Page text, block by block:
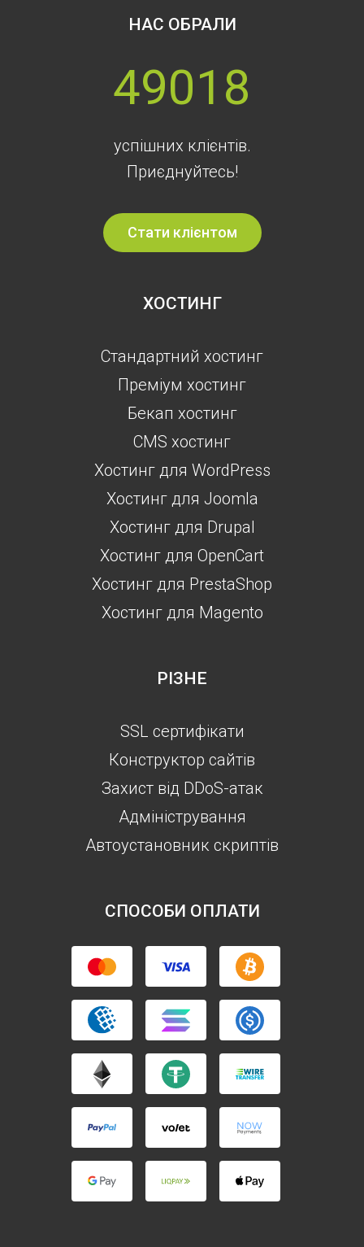
НАС ОБРАЛИ
49018
успішних клієнтів.
Приєднуйтесь!
Стати клієнтом
ХОСТИНГ
Стандартний хостинг
Преміум хостинг
Бекап хостинг
CMS хостинг
Хостинг для WordPress
Хостинг для Joomla
Хостинг для Drupal
Хостинг для OpenCart
Хостинг для PrestaShop
Хостинг для Magento
РІЗНЕ
SSL сертифікати
Конструктор сайтів
Захист від DDoS-атак
Aдміністрування
Автоустановник скриптів
СПОСОБИ ОПЛАТИ